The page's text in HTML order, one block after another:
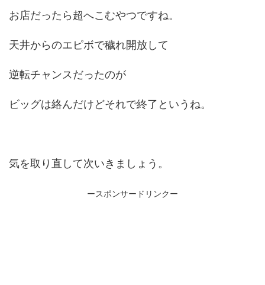
お店だったら超へこむやつですね。
天井からのエピボで穢れ開放して
逆転チャンスだったのが
ビッグは絡んだけどそれで終了というね。
気を取り直して次いきましょう。
ースポンサードリンクー